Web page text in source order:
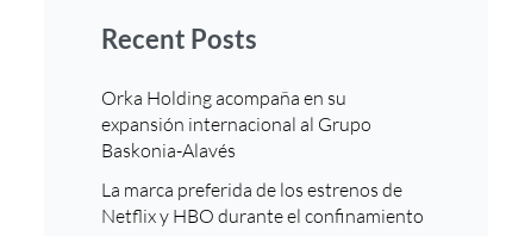
Recent Posts
Orka Holding acompaña en su
expansión internacional al Grupo
Baskonia-Alavés
La marca preferida de los estrenos de
Netflix y HBO durante el confinamiento